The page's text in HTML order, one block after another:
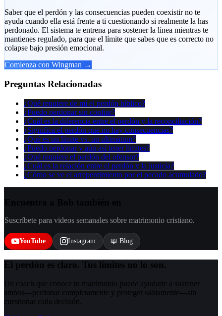
Saber que el perdón y las consecuencias pueden coexistir no te
ayuda cuando ella está frente a ti cuestionando si realmente la has
perdonado. El sistema te entrena para sostener la línea mientras te
mantienes regulado, para que el límite que sabes que es correcto no
colapse bajo presión emocional.
Comienza con Wingman →
Preguntas Relacionadas
¿Qué requiere de mí el perdón bíblico?
¿Puedo perdonar sin confiar?
¿Cuál es la diferencia entre el perdón y la reconciliación?
¿Significa el perdón que no hay consecuencias?
¿Qué es un límite vs. un ultimátum?
¿Puedo perdonar y aún así tener límites?
¿Qué requiere el perdón del ofensor?
¿Cuál es la relación entre el perdón y la justicia?
¿Cómo se ve el arrepentimiento por el pecado acumulado?
Suscríbete para videos semanales sobre matrimonio cristiano.
YouTube Instagram 📖 Blog
El perdón es claro. Tus límites no lo son.
Un coach que conoce tu matrimonio puede ayudarte a sostener
ambos—perdonar completamente y proteger sabiamente—sin
cuestionar cada decisión.